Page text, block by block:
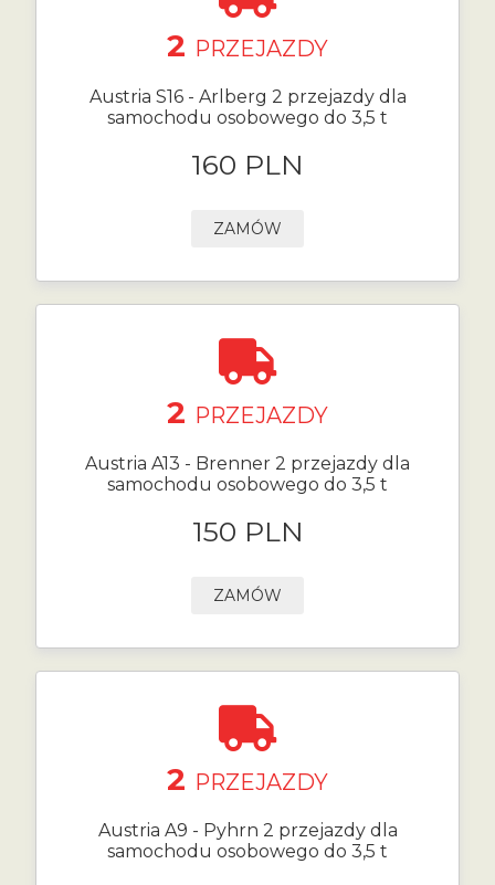
2 PRZEJAZDY
Austria S16 - Arlberg 2 przejazdy dla
samochodu osobowego do 3,5 t
160 PLN
ZAMÓW
2 PRZEJAZDY
Austria A13 - Brenner 2 przejazdy dla
samochodu osobowego do 3,5 t
150 PLN
ZAMÓW
2 PRZEJAZDY
Austria A9 - Pyhrn 2 przejazdy dla
samochodu osobowego do 3,5 t